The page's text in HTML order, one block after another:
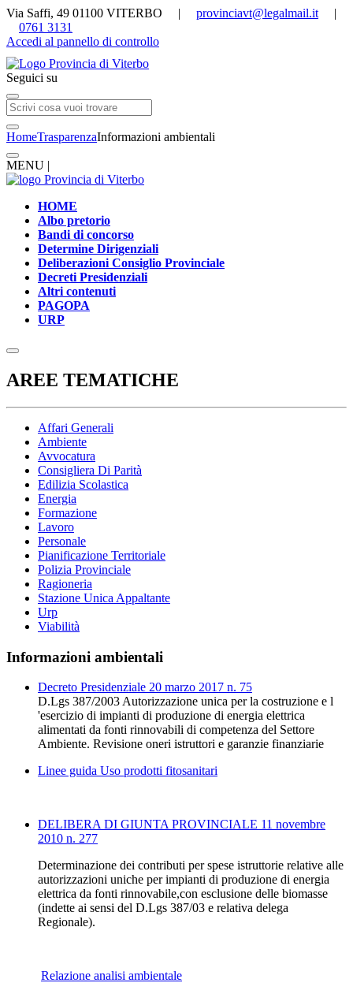
Via Saffi, 49 01100 VITERBO | provinciavt@legalmail.it |
0761 3131
Accedi al pannello di controllo
Seguici su
HomeTrasparenzaInformazioni ambientali
MENU |
HOME
Albo pretorio
Bandi di concorso
Determine Dirigenziali
Deliberazioni Consiglio Provinciale
Decreti Presidenziali
Altri contenuti
PAGOPA
URP
AREE TEMATICHE
Affari Generali
Ambiente
Avvocatura
Consigliera Di Parità
Edilizia Scolastica
Energia
Formazione
Lavoro
Personale
Pianificazione Territoriale
Polizia Provinciale
Ragioneria
Stazione Unica Appaltante
Urp
Viabilità
Informazioni ambientali
Decreto Presidenziale 20 marzo 2017 n. 75
D.Lgs 387/2003 Autorizzazione unica per la costruzione e l
'esercizio di impianti di produzione di energia elettrica
alimentati da fonti rinnovabili di competenza del Settore
Ambiente. Revisione oneri istruttori e garanzie finanziarie
Linee guida Uso prodotti fitosanitari
DELIBERA DI GIUNTA PROVINCIALE 11 novembre
2010 n. 277
Determinazione dei contributi per spese istruttorie relative alle
autorizzazioni uniche per impianti di produzione di energia
elettrica da fonti rinnovabile,con esclusione delle biomasse
(indette ai sensi del D.Lgs 387/03 e relativa delega
Regionale).
Relazione analisi ambientale